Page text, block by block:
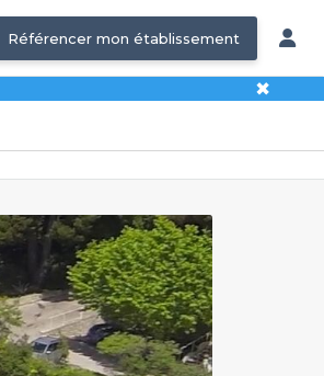
Référencer mon établissement
✖